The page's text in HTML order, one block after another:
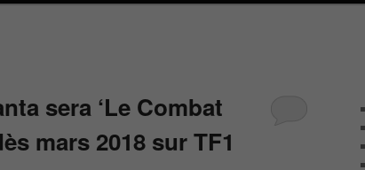
sera ‘Le Combat
mars 2018 sur TF1